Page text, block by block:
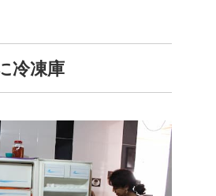
冷凍庫